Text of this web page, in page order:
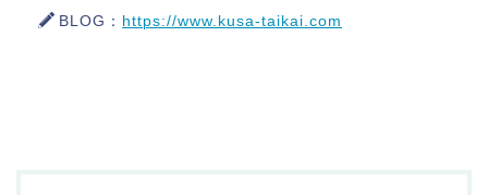
BLOG： https://www.kusa-taikai.com